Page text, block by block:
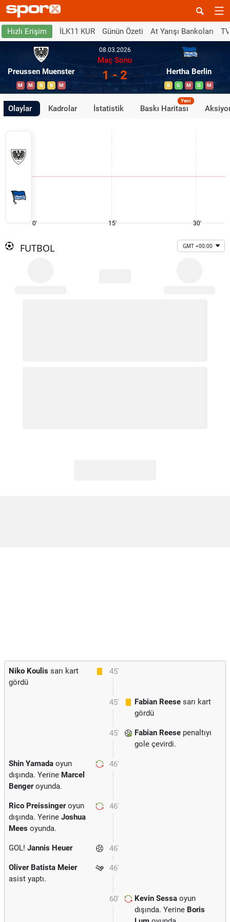
Hızlı Erişim İLK11 KUR Günün Özeti At Yarışı Bankoları
Preussen Muenster
M M B B M
08.03.2026
Maç Sonu
1 - 2 Hertha Berlin
B G M G M
Olaylar Kadrolar İstatistik Baskı Haritası
Yeni
0' 15' 30'
FUTBOL GMT +00:00
45'
Niko Koulis sarı kart
gördü
45' Fabian Reese sarı kart
gördü
45' Fabian Reese penaltıyı
gole çevirdi.
46'
Shin Yamada oyun
dışında. Yerine Marcel
Bengeroyunda.
46'
Rico Preissingeroyun
dışında. Yerine Joshua
Mees oyunda.
46'
GOL! Jannis Heuer
46'
Oliver Batista Meier
asist yaptı.
60' Kevin Sessa oyun
dışında. Yerine Boris